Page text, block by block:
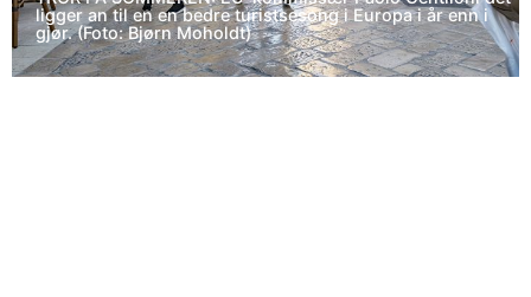
ligger an til en en bedre turistsesong i Europa i år enn i
gjør. (Foto: Bjørn Moholdt)